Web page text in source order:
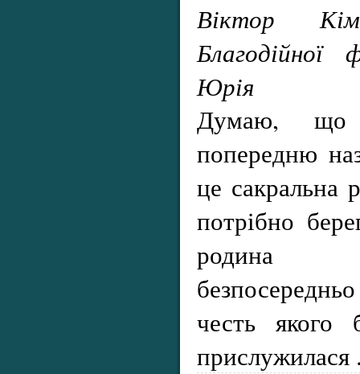
Віктор
Благодійної
Юрія
Думаю, що
попередню
це сакральна
потрібно
родина
честь якого
прислужилася